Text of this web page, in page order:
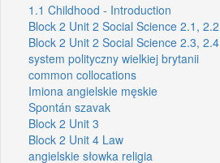
1.1 Childhood - Introduction
Block 2 Unit 2 Social Science 2.1, 2.2
Block 2 Unit 2 Social Science 2.3, 2.4
system polityczny wielkiej brytanii
common collocations
Imiona angielskie męskie
Spontán szavak
Block 2 Unit 3
Block 2 Unit 4 Law
angielskie słowka religia